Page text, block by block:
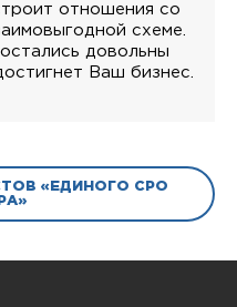
отношения со
схеме.
довольны
Ваш бизнес.
«ЕДИНОГО СРО